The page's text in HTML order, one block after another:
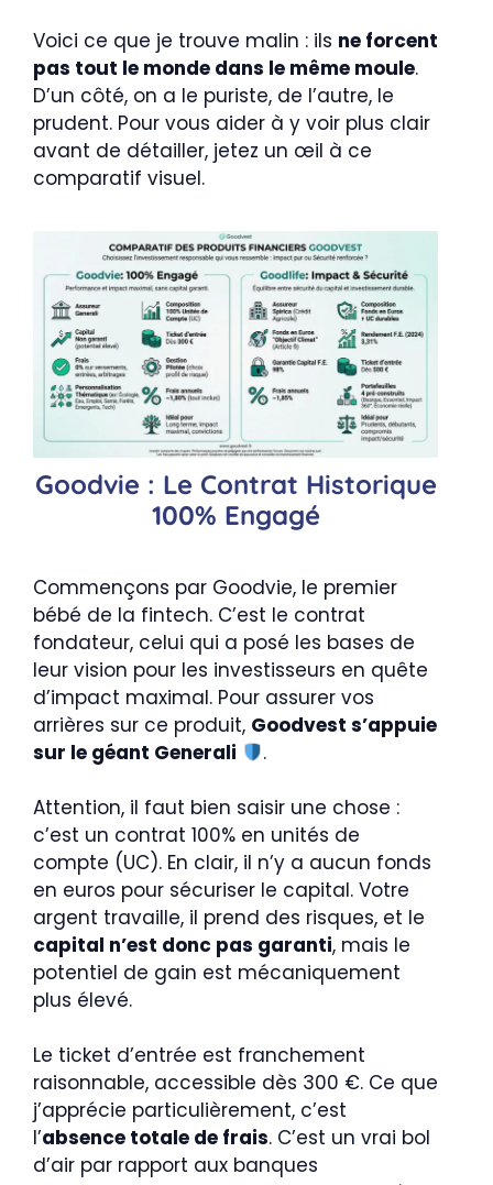
Voici ce que je trouve malin : ils ne forcent
pas tout le monde dans le même moule.
D’un côté, on a le puriste, de l’autre, le
prudent. Pour vous aider à y voir plus clair
avant de détailler, jetez un œil à ce
comparatif visuel.
Goodvie : Le Contrat Historique
100% Engagé
Commençons par Goodvie, le premier
bébé de la fintech. C’est le contrat
fondateur, celui qui a posé les bases de
leur vision pour les investisseurs en quête
d’impact maximal. Pour assurer vos
arrières sur ce produit, Goodvest s’appuie
sur le géant Generali
.
Attention, il faut bien saisir une chose :
c’est un contrat 100% en unités de
compte (UC). En clair, il n’y a aucun fonds
en euros pour sécuriser le capital. Votre
argent travaille, il prend des risques, et le
capital n’est donc pas garanti, mais le
potentiel de gain est mécaniquement
plus élevé.
Le ticket d’entrée est franchement
raisonnable, accessible dès 300 €. Ce que
j’apprécie particulièrement, c’est
l’absence totale de frais. C’est un vrai bol
d’air par rapport aux banques